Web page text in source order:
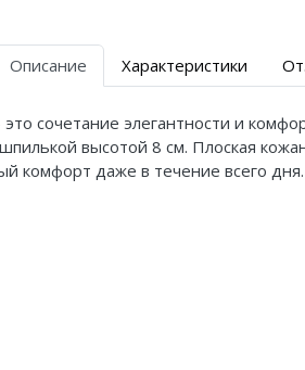
Описание Характеристики
сочетание элегантности и
высотой 8 см. Плоская
комфорт даже в течение всего